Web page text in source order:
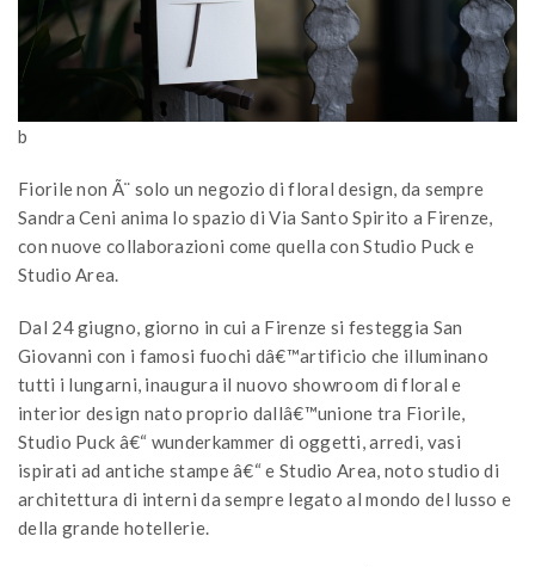
b
Fiorile non Ã¨ solo un negozio di floral design, da sempre
Sandra Ceni anima lo spazio di Via Santo Spirito a Firenze,
con nuove collaborazioni come quella con Studio Puck e
Studio Area.
Dal 24 giugno, giorno in cui a Firenze si festeggia San
Giovanni con i famosi fuochi dâ€™artificio che illuminano
tutti i lungarni, inaugura il nuovo showroom di floral e
interior design nato proprio dallâ€™unione tra Fiorile,
Studio Puck â€“ wunderkammer di oggetti, arredi, vasi
ispirati ad antiche stampe â€“ e Studio Area, noto studio di
architettura di interni da sempre legato al mondo del lusso e
della grande hotellerie.